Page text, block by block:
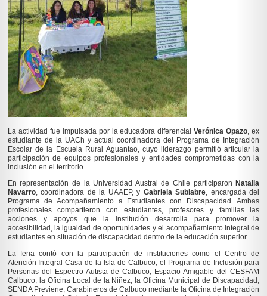
La actividad fue impulsada por la educadora diferencialVerónica Opazo , ex
estudiante de la UACh y actual coordinadora del Programa de Integración
Escolar de la Escuela Rural Aguantao, cuyo liderazgo permitió articular la
participación de equipos profesionales y entidades comprometidas con la
inclusión en el territorio.
En representación de la Universidad Austral de Chile participaron Natalia
Navarro, coordinadora de la UAAEP, y Gabriela Subiabre, encargada del
Programa de Acompañamiento a Estudiantes con Discapacidad. Ambas
profesionales compartieron con estudiantes, profesores y familias las
acciones y apoyos que la institución desarrolla para promover la
accesibilidad, la igualdad de oportunidades y el acompañamiento integral de
estudiantes en situación de discapacidad dentro de la educación superior.
La feria contó con la participación de instituciones como el Centro de
Atención Integral Casa de la Isla de Calbuco, el Programa de Inclusión para
Personas del Espectro Autista de Calbuco, Espacio Amigable del CESFAM
Calbuco, la Oficina Local de la Niñez, la Oficina Municipal de Discapacidad,
SENDA Previene, Carabineros de Calbuco mediante la Oficina de Integración